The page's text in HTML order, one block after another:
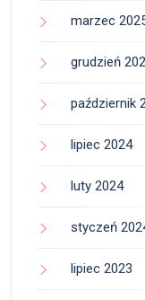
marzec
grudzień
październik
lipiec 2024
luty 2024
styczeń
lipiec 2023